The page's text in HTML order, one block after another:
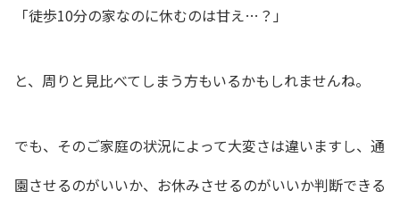
「徒歩10分の家なのに休むのは甘え…？」
と、周りと見比べてしまう方もいるかもしれませんね。
でも、そのご家庭の状況によって大変さは違いますし、通
園させるのがいいか、お休みさせるのがいいか判断できる